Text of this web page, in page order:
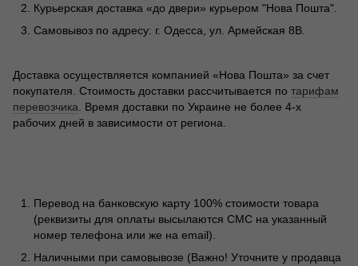
Курьерская доставка «до двери» курьером "Нова Пошта".
Самовывоз по адресу: г. Одесса, ул. Армейская 8В.
Доставка осуществляется компанией «Нова Пошта» за счет
покупателя. Стоимость доставки рассчитывается по тарифам
перевозчика . Время доставки по Украине не более 4-х
рабочих дней в зависимости от региона.
Перевод на банковскую карту 100% стоимости товара
(реквизиты для оплаты высылаются СМС на указанный
номер телефона или же на email).
Наличными при самовывозе (Важно! Уточните у продавца